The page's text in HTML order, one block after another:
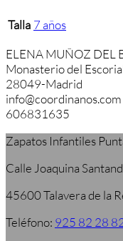
Talla 7 años
ELENA MUÑOZ DEL
Monasterio del
28049-Madrid
info@coordinanos.com
606831635
Zapatos Infantiles
Calle Joaquina
45600 Talavera de la
Teléfono: 925 82 28